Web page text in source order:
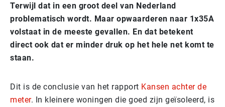
Terwijl dat in een groot deel van Nederland
problematisch wordt. Maar opwaarderen naar 1x35A
volstaat in de meeste gevallen. En dat betekent
direct ook dat er minder druk op het hele net komt te
staan.
Dit is de conclusie van het rapport Kansen achter de
meter. In kleinere woningen die goed zijn geïsoleerd, is